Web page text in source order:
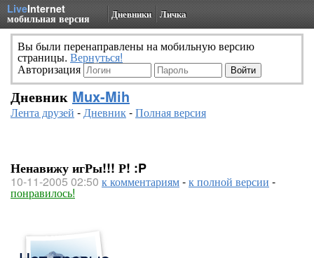
LiveInternet
мобильная версия Дневники Личка
Вы были перенаправлены на мобильную версию
страницы. Вернуться!
Авторизация
Дневник Mux-Mih
Лента друзей -Дневник-Полная версия
Ненавижу игРы!!! Р! :P
10-11-2005 02:50 к комментариям-к полной версии -
понравилось!